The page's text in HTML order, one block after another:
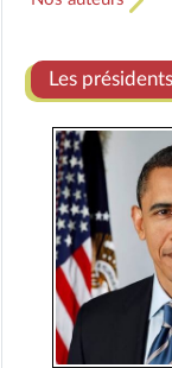
Les